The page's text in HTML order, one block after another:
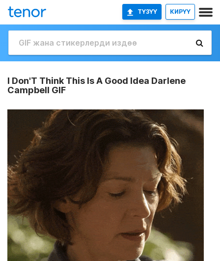
ТҮЗҮҮ КИРҮҮ
I Don'T Think This Is A Good Idea Darlene
Campbell GIF